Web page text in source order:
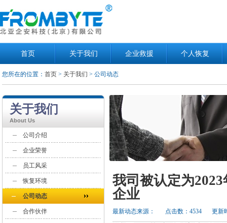
首页 关于我们 企业救援 个人恢复
您所在的位置： 首页> 关于我们 > 公司动态
关于我们
About Us
公司介绍
企业荣誉
员工风采
恢复环境
公司动态
合作伙伴
我司被认定为
企业
最新动态来源： 点击数：4534 更新